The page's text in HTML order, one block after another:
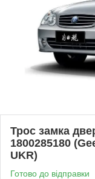
Трос замка
1800285180
UKR)
Готово до відправки